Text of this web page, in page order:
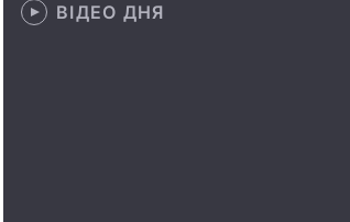
ВІДЕО ДНЯ